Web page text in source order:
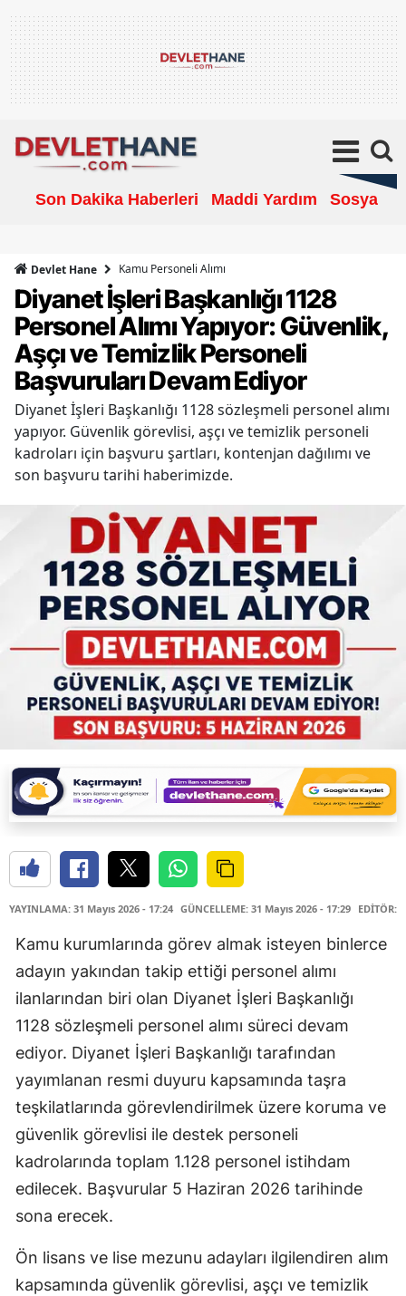
Son Dakika Haberleri Maddi Yardım Sosyal
Devlet Hane Kamu Personeli Alımı
Diyanet İşleri Başkanlığı 1128
Personel Alımı Yapıyor: Güvenlik,
Aşçı ve Temizlik Personeli
Başvuruları Devam Ediyor
Diyanet İşleri Başkanlığı 1128 sözleşmeli personel alımı
yapıyor. Güvenlik görevlisi, aşçı ve temizlik personeli
kadroları için başvuru şartları, kontenjan dağılımı ve
son başvuru tarihi haberimizde.
YAYINLAMA: 31 Mayıs 2026 - 17:24 GÜNCELLEME: 31 Mayıs 2026 - 17:29 EDİTÖR:
Kamu kurumlarında görev almak isteyen binlerce
adayın yakından takip ettiği personel alımı
ilanlarından biri olan Diyanet İşleri Başkanlığı
1128 sözleşmeli personel alımı süreci devam
ediyor. Diyanet İşleri Başkanlığı tarafından
yayımlanan resmi duyuru kapsamında taşra
teşkilatlarında görevlendirilmek üzere koruma ve
güvenlik görevlisi ile destek personeli
kadrolarında toplam 1.128 personel istihdam
edilecek. Başvurular 5 Haziran 2026 tarihinde
sona erecek.
Ön lisans ve lise mezunu adayları ilgilendiren alım
kapsamında güvenlik görevlisi, aşçı ve temizlik